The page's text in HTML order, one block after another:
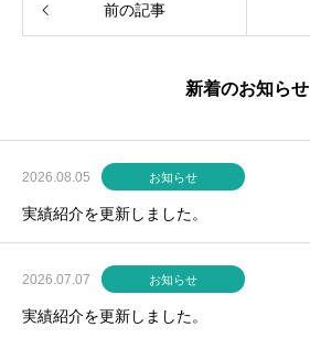
前の記事
新着のお知らせ
2026.08.05 お知らせ
実績紹介を更新しました。
2026.07.07 お知らせ
実績紹介を更新しました。